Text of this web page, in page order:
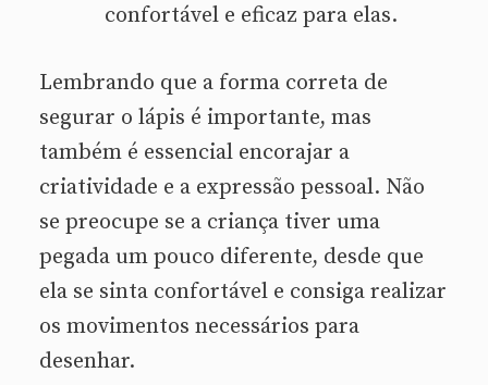
confortável e eficaz para elas.
Lembrando que a forma correta de
segurar o lápis é importante, mas
também é essencial encorajar a
criatividade e a expressão pessoal. Não
se preocupe se a criança tiver uma
pegada um pouco diferente, desde que
ela se sinta confortável e consiga realizar
os movimentos necessários para
desenhar.